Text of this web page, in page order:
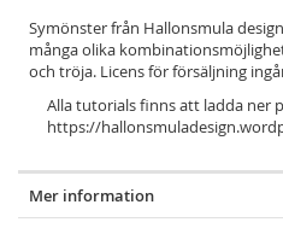
Symönster från Hallonsmula
många olika
och tröja. Licens för försäljning
Alla tutorials finns att ladda ner
https://
Mer information